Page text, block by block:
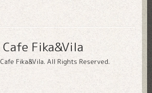
Cafe Fika&Vila
Cafe Fika&Vila. All Rights Reserved.